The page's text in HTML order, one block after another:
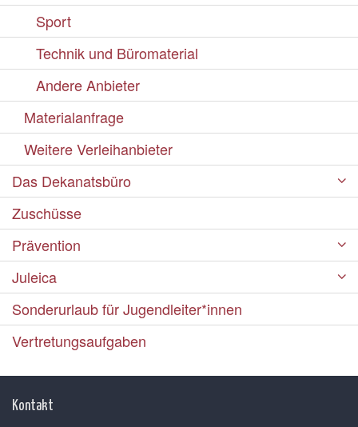
Sport
Technik und Büromaterial
Andere Anbieter
Materialanfrage
Weitere Verleihanbieter
Das Dekanatsbüro
Zuschüsse
Prävention
Juleica
Sonderurlaub für Jugendleiter*innen
Vertretungsaufgaben
Kontakt